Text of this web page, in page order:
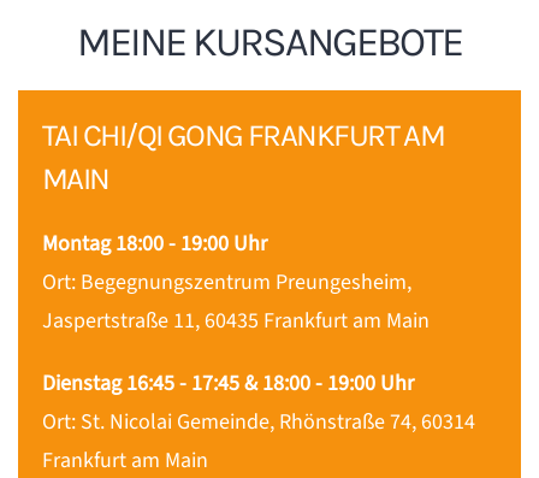
MEINE KURSANGEBOTE
TAI CHI/QI GONG FRANKFURT AM
MAIN
Montag 18:00 - 19:00 Uhr
Ort: Begegnungszentrum Preungesheim,
Jaspertstraße 11, 60435 Frankfurt am Main
Dienstag 16:45 - 17:45 & 18:00 - 19:00 Uhr
Ort: St. Nicolai Gemeinde, Rhönstraße 74, 60314
Frankfurt am Main